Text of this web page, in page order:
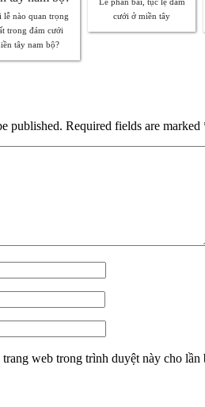
lễ nào quan trọng
trong đám cưới
tây nam bộ?
cưới ở miền tây
published. Required fields are marked
web trong trình duyệt này cho lần